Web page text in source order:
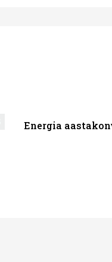
Energia